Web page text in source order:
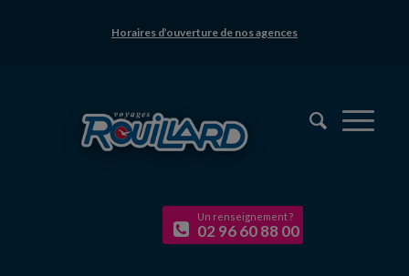
Horaires d’ouverture de nos agences
Un renseignement ?
02 96 60 88 00